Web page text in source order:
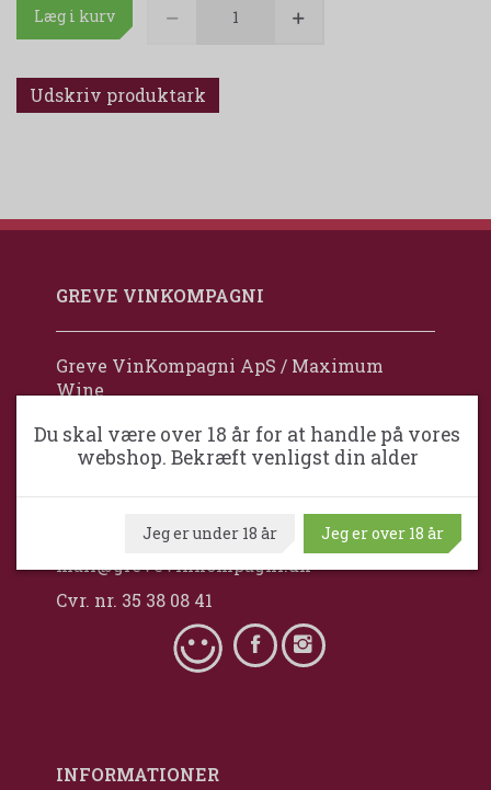
Læg i kurv
Udskriv produktark
GREVE VINKOMPAGNI
Greve VinKompagni ApS / Maximum
Wine
Ventrupparken 24
DK-2670 Greve
Danmark
+45 24 92 77 88
mail@grevevinkompagni.dk
Cvr. nr. 35 38 08 41
INFORMATIONER
Du skal være over 18 år for at handle på vores
webshop. Bekræft venligst din alder
Jeg er under 18 år Jeg er over 18 år